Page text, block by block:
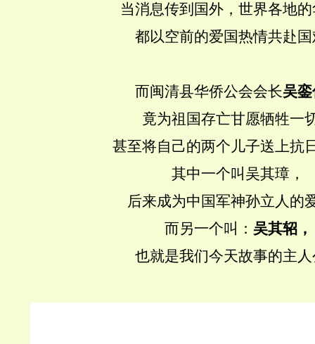
当消息传到国外，世界各地
都以空前的爱国热情共赴
而闽清县华侨公会会长吴
竟为祖国存亡甘愿牺牲一
甚至将自己的两个儿子送上抗
其中一个叫吴其璋，
后来成为中国军神孙立人的
而另一个叫： 吴其轺，
也就是我们今天故事的主